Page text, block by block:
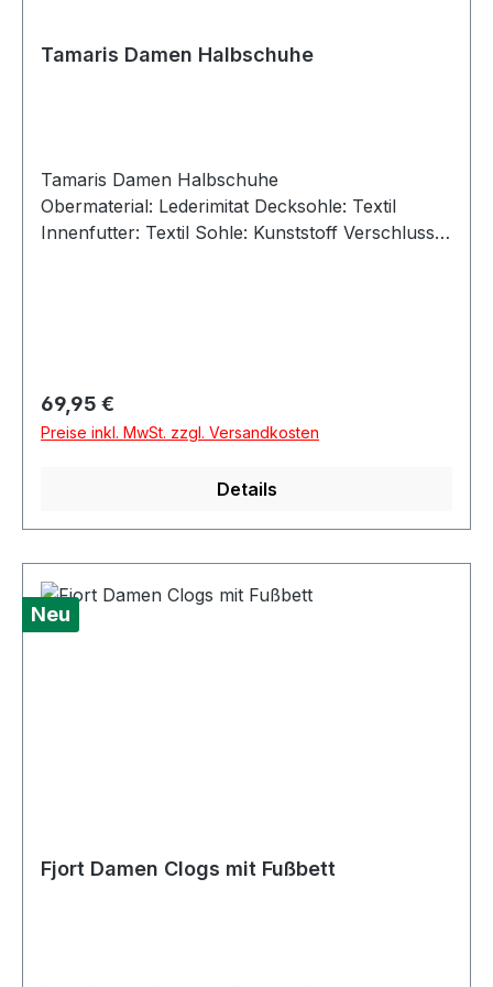
Tamaris Damen Halbschuhe
Tamaris Damen Halbschuhe
Obermaterial: Lederimitat Decksohle: Textil
Innenfutter: Textil Sohle: Kunststoff Verschluss:
Wortmann GmbH & Co.Klingenbergstr. 1-332758
DetmoldDeutschlandinfo@wortmann.comAngab
en zur verantwortlichen Person (EU-
GmbH & Co.Klingenbergstr. 1-332758
DetmoldDeutschlandinfo@wortmann.com
Regulärer Preis:
69,95 €
Preise inkl. MwSt. zzgl. Versandkosten
Details
Neu
Fjort Damen Clogs mit Fußbett